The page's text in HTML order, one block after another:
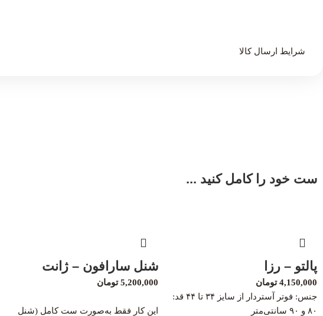
شرایط ارسال کالا
ست خود را کامل کنید ...
پالتو – رزا
4,150,000 تومان
جنس: فوتر آستردار از سایز ۳۴ تا ۴۴ قد:
۸۰ و ۹۰ سانتی‌متر
شنل سارافون – ژانت
5,200,000 تومان
این کار فقط به‌صورت ست کامل (شنل